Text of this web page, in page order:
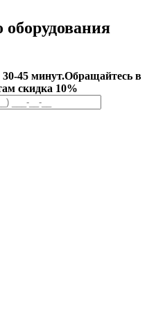
оборудования
30-45 минут.Обращайтесь в
скидка 10%